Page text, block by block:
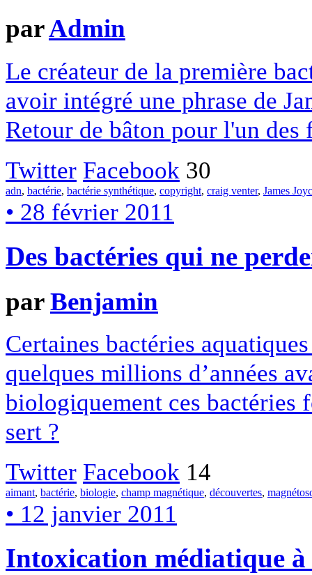
parAdmin
Le créateur de la première
avoir intégré une phrase de
Retour de bâton pour l'un
Twitter Facebook 30
adn, bactérie, bactérie synthétique, copyright, craig venter, James
• 28 février 2011
Des bactéries qui ne
parBenjamin
Certaines bactéries
quelques millions d’années
biologiquement ces bactéries
sert ?
Twitter Facebook 14
aimant, bactérie, biologie, champ magnétique, découvertes,
• 12 janvier 2011
Intoxication médiatique à